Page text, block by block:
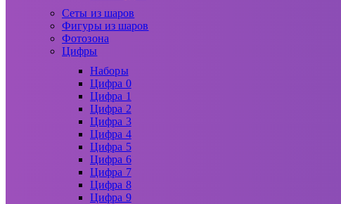
Сеты из шаров
Фигуры из шаров
Фотозона
Цифры
Наборы
Цифра 0
Цифра 1
Цифра 2
Цифра 3
Цифра 4
Цифра 5
Цифра 6
Цифра 7
Цифра 8
Цифра 9